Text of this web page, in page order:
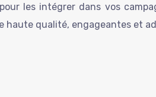
les intégrer dans vos
qualité, engageantes et